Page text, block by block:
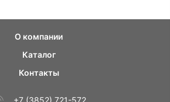
О компании
Каталог
Контакты